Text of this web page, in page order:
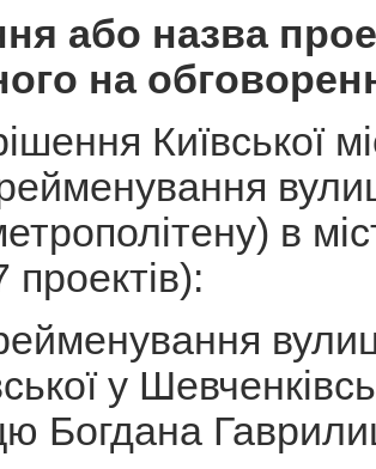
або назва
на
Київської
в
проектів):
у
Богдана